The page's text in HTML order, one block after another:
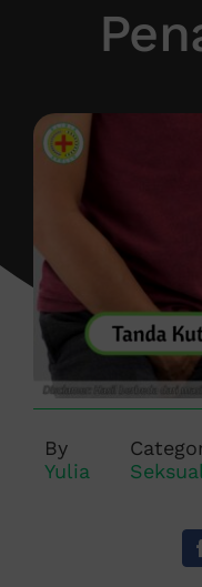
Kontak Kami
By
Yulia
Seksual